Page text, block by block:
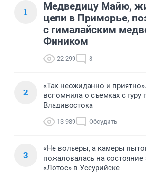
1
Медведицу Майю,
цепи в Приморье,
с гималайским
Фиником
22 299 8
2
«Так неожиданно и
вспомнила о съемках с гуру
Владивостока
13 989 Обсудить
3
«Не вольеры, а камеры
пожаловалась на состояние
«Лотос» в Уссурийске